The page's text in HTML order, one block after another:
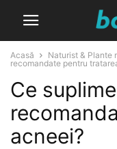
Acasă Naturist & Plante
recomandate pentru
Ce
acneei?